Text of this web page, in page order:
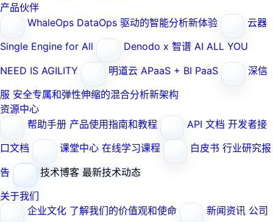
产品伙伴
WhaleOps DataOps 驱动的智能分析新体验
云器
Single Engine for All
Denodo x 智谱 AI ALL YOU
NEED IS AGILITY
明道云 APaaS + BI PaaS
深信
服 安全专属和弹性伸缩的混合分析新架构
资源中心
帮助手册 产品使用指南和教程 API 文档 开发者接
口文档
课堂中心 在线学习课程 白皮书 行业研究报
告
技术博客 最新技术动态
关于我们
企业文化 了解我们的价值观和使命 新闻资讯 公司